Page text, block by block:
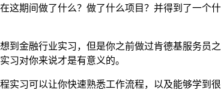
这期间做了什么？做了什么项目？并得到了一
到金融行业实习，但是你之前做过肯德基服务员
习对你来说才是有意义的。
实习可以让你快速熟悉工作流程，以及能够学到很